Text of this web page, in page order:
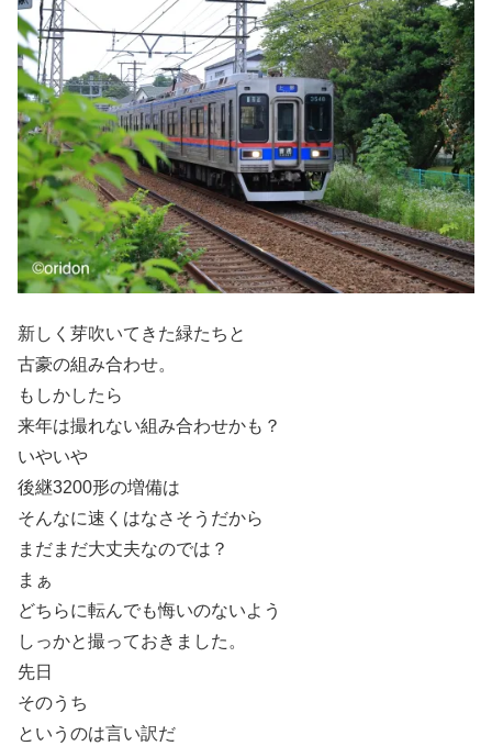
新しく芽吹いてきた緑たちと
古豪の組み合わせ。
もしかしたら
来年は撮れない組み合わせかも？
いやいや
後継3200形の増備は
そんなに速くはなさそうだから
まだまだ大丈夫なのでは？
まぁ
どちらに転んでも悔いのないよう
しっかと撮っておきました。
先日
そのうち
というのは言い訳だ